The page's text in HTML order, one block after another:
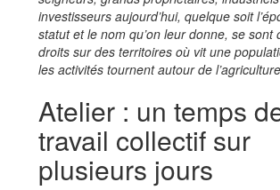
investisseurs aujourd’hui, quelque soit
statut et le nom qu’on leur donne, se sont
droits sur des territoires où vit une
les activités tournent autour de
Atelier : un temps
travail collectif sur
plusieurs jours